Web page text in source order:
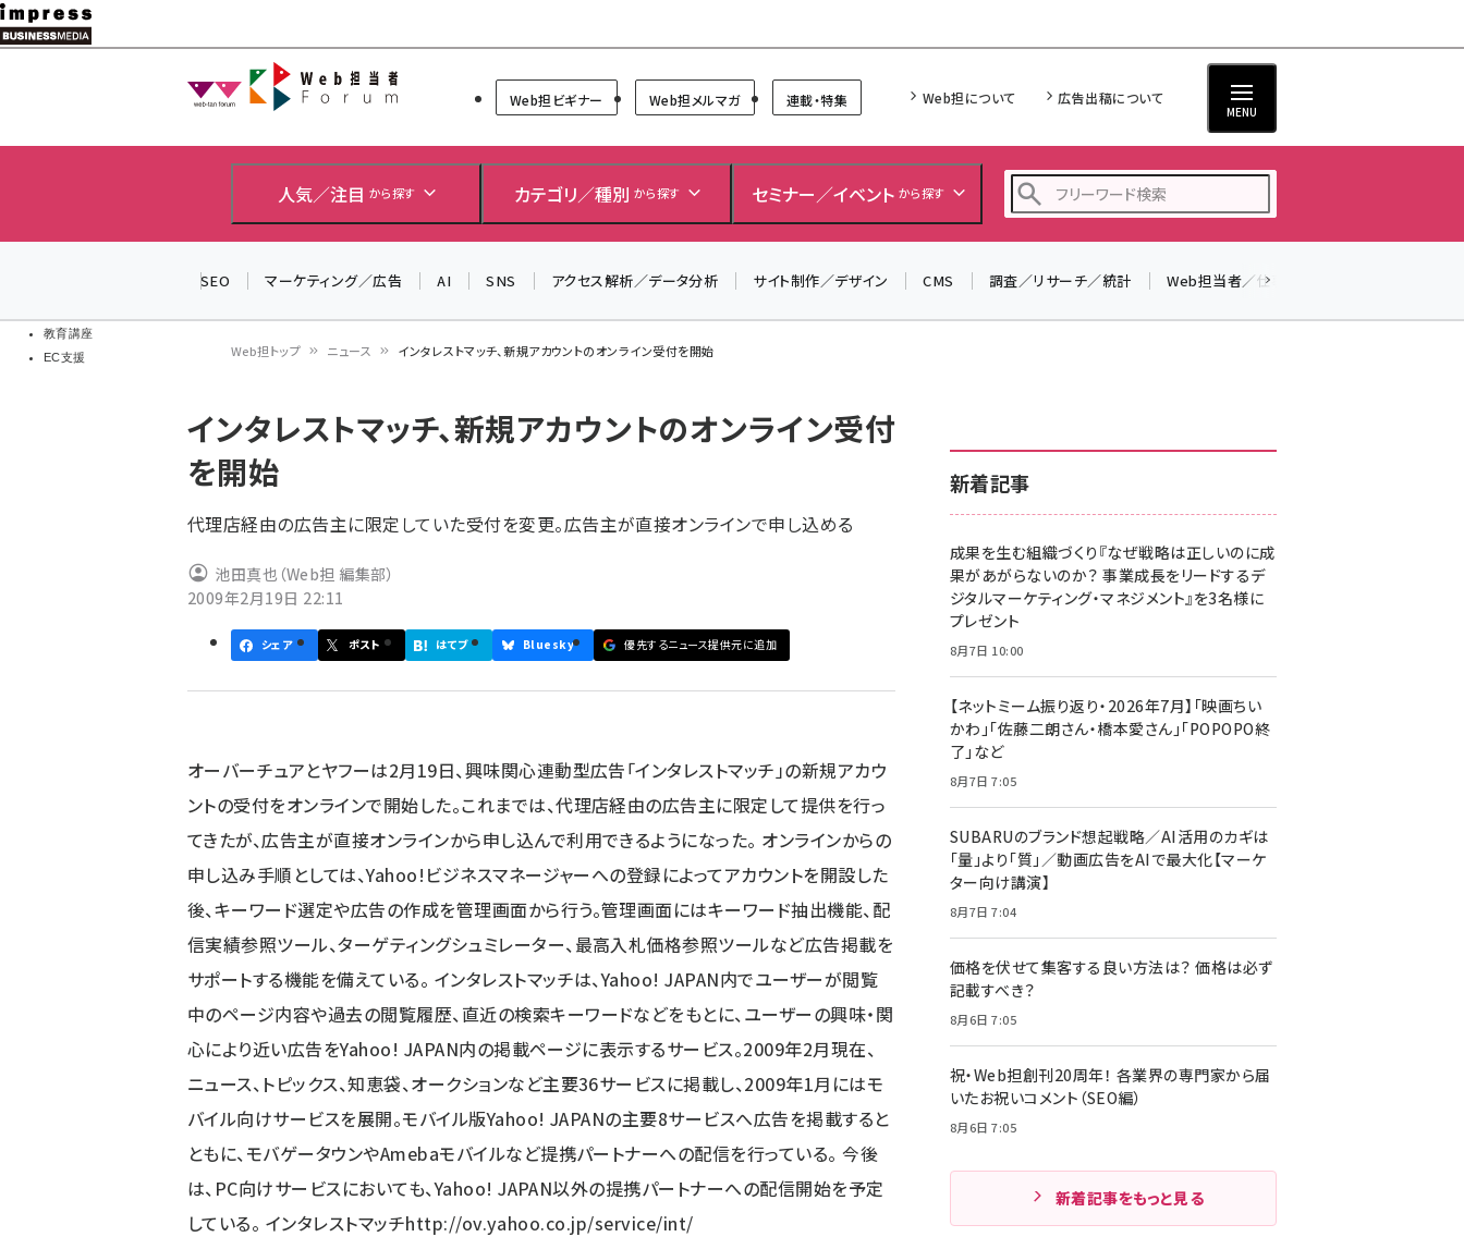
メ
イ
教育講座
EC支援
Web担当者Forum
Web担ビギナー Web担メルマガ 連載・特集 Web担について 広告出稿について
MENU
人気／注目 から探す カテゴリ／種別 から探す セミナー／イベント から探す
z世代 (1629)
meo (1281)
llmo (1167)
SEO マーケティング／広告 AI SNS アクセス解析／データ分析 サイト制作／デザイン CMS 調査／リサーチ／統計 Web担当者／仕事
ン
く
ず
Web担トップ ニュース インタレストマッチ、新規アカウントのオンライン受付を開始
インタレストマッチ、新規アカウントのオンライン受付
を開始
代理店経由の広告主に限定していた受付を変更。広告主が直接オンラインで申し込める
池田真也（Web担 編集部）
2009年2月19日 22:11
シェア ポスト はてブ Bluesky 優先するニュース提供元に追加
オーバーチュアとヤフーは2月19日、興味関心連動型広告「インタレストマッチ」の新規アカウ
ントの受付をオンラインで開始した。これまでは、代理店経由の広告主に限定して提供を行っ
てきたが、広告主が直接オンラインから申し込んで利用できるようになった。 オンラインからの
申し込み手順としては、Yahoo!ビジネスマネージャーへの登録によってアカウントを開設した
後、キーワード選定や広告の作成を管理画面から行う。管理画面にはキーワード抽出機能、配
信実績参照ツール、ターゲティングシュミレーター、最高入札価格参照ツールなど広告掲載を
サポートする機能を備えている。 インタレストマッチは、Yahoo! JAPAN内でユーザーが閲覧
中のページ内容や過去の閲覧履歴、直近の検索キーワードなどをもとに、ユーザーの興味・関
心により近い広告をYahoo! JAPAN内の掲載ページに表示するサービス。2009年2月現在、
ニュース、トピックス、知恵袋、オークションなど主要36サービスに掲載し、2009年1月にはモ
バイル向けサービスを展開。モバイル版Yahoo! JAPANの主要8サービスへ広告を掲載すると
ともに、モバゲータウンやAmebaモバイルなど提携パートナーへの配信を行っている。 今後
は、PC向けサービスにおいても、Yahoo! JAPAN以外の提携パートナーへの配信開始を予定
している。 インタレストマッチhttp://ov.yahoo.co.jp/service/int/
新着記事
成果を生む組織づくり『なぜ戦略は正しいのに成
果があがらないのか？ 事業成長をリードするデ
ジタルマーケティング・マネジメント』を3名様に
プレゼント
8月7日 10:00
【ネットミーム振り返り・2026年7月】「映画ちい
かわ」「佐藤二朗さん・橋本愛さん」「POPOPO終
了」など
8月7日 7:05
SUBARUのブランド想起戦略／AI活用のカギは
「量」より「質」／動画広告をAIで最大化【マーケ
ター向け講演】
8月7日 7:04
価格を伏せて集客する良い方法は？ 価格は必ず
記載すべき？
8月6日 7:05
祝・Web担創刊20周年！ 各業界の専門家から届
いたお祝いコメント（SEO編）
8月6日 7:05
新着記事をもっと見る
生成AIをマーケティング等に活用するための考え方を学べ
るセミナーイベント「生成AI × マーケティング フォーラム
2026」開催！
▼申し込みはこちらから▼